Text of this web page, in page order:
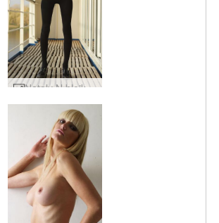
Nataly N bleikar nærbuxur #4